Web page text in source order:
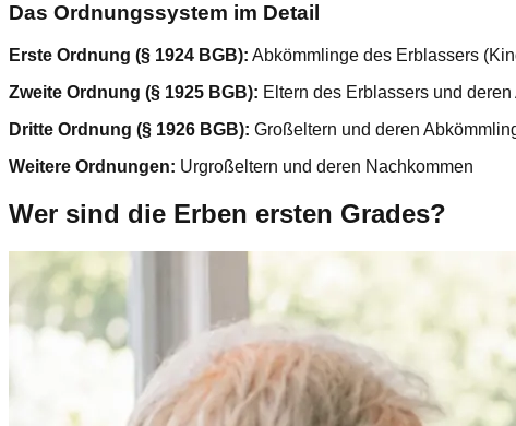
Das Ordnungssystem im Detail
Erste Ordnung (§ 1924 BGB): Abkömmlinge des Erblassers
Zweite Ordnung (§ 1925 BGB): Eltern des Erblassers und
Dritte Ordnung (§ 1926 BGB): Großeltern und deren
Weitere Ordnungen: Urgroßeltern und deren Nachkommen
Wer sind die Erben ersten Grades?